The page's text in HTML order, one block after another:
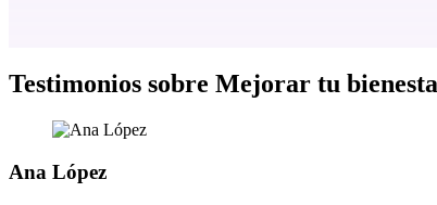
Testimonios sobre Mejorar tu
Ana López